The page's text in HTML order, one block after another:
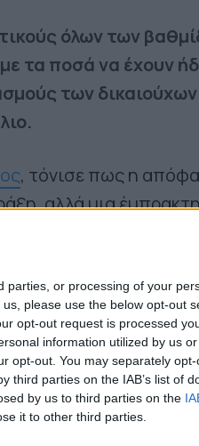
parties, or processing of your
please use the below opt-out
opt-out request is processed
information utilized by us
opt-out. You may separately
third parties on the IAB’s list of
by us to third parties on the
it to other third parties.
όλων των
τα ποσά να έχουν
των δικαιούχων
, τόνισε πως η
αλλά μια
επιλέγουν να
νησί.
ζωντανά τα σχολεία
τα παιδιά μας»,
αποτελεί
Αρχής απέναντι